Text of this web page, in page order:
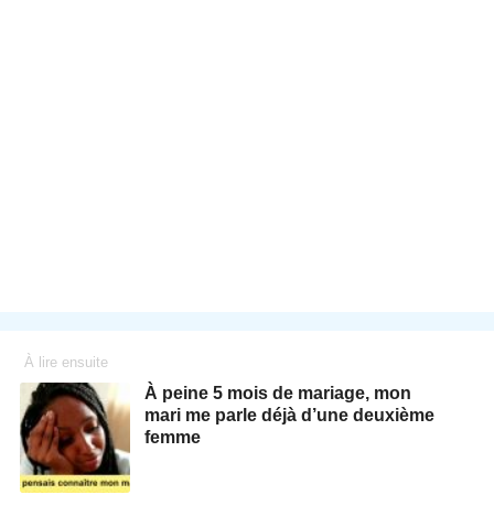
À lire ensuite
À peine 5 mois de mariage, mon
mari me parle déjà d’une deuxième
femme